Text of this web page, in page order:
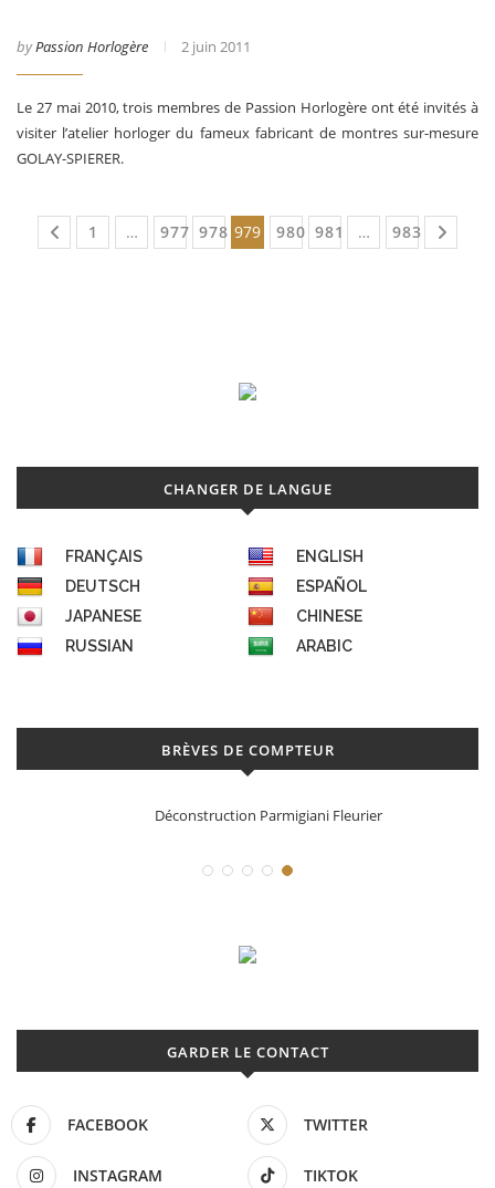
byPassion Horlogère 2 juin 2011
Le 27 mai 2010, trois membres de Passion Horlogère ont été invités à
visiter l’atelier horloger du fameux fabricant de montres sur-mesure
GOLAY-SPIERER.
1 … 977 978 979 980 981 … 983
CHANGER DE LANGUE
FRANÇAIS
ENGLISH
DEUTSCH
ESPAÑOL
JAPANESE
CHINESE
RUSSIAN
ARABIC
BRÈVES DE COMPTEUR
Déconstruction Parmigiani Fleurier
GARDER LE CONTACT
FACEBOOK TWITTER
INSTAGRAM TIKTOK